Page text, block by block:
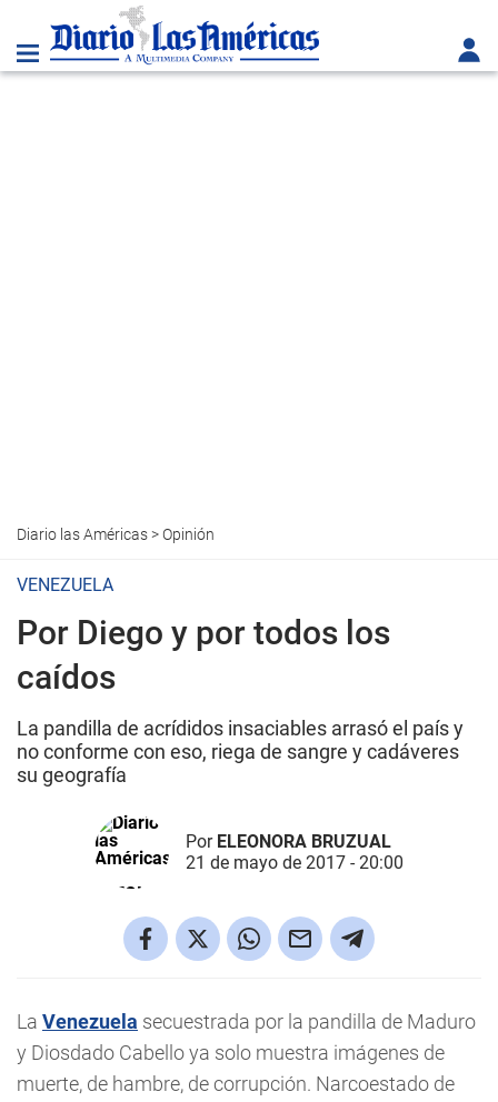
Diario las Américas>Opinión
VENEZUELA
Por Diego y por todos los
caídos
La pandilla de acrídidos insaciables arrasó el país y
no conforme con eso, riega de sangre y cadáveres
su geografía
Por ELEONORA BRUZUAL
21 de mayo de 2017 - 20:00
La Venezuela secuestrada por la pandilla de Maduro
y Diosdado Cabello ya solo muestra imágenes de
muerte, de hambre, de corrupción. Narcoestado de